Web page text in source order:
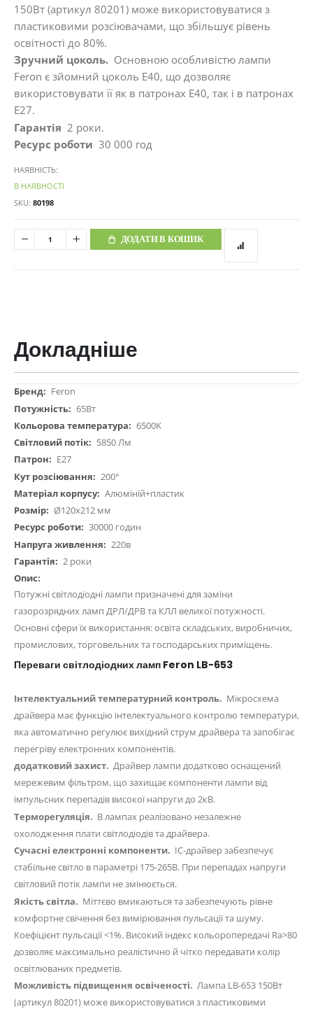
150Вт (артикул 80201) може використовуватися з
пластиковими розсіювачами, що збільшує рівень
освітності до 80%.
Зручний цоколь. Основною особливістю лампи
Feron є зйомний цоколь Е40, що дозволяє
використовувати її як в патронах Е40, так і в патронах
Е27.
Гарантія 2 роки.
Ресурс роботи 30 000 год
НАЯВНІСТЬ:
В НАЯВНОСТІ
SKU 80198
ДОДАТИ В КОШИК
Докладніше
Докладніше
Feron
65Вт
6500K
5850 Лм
Е27
200°
Алюміній+пластик
Ø120х212 мм
30000 годин
220в
2 роки
Потужні світлодіодні лампи призначені для заміни
газорозрядних ламп ДРЛ/ДРВ та КЛЛ великої потужності.
Основні сфери їх використання: освіта складських, виробничих,
промислових, торговельних та господарських приміщень.
Переваги світлодіодних ламп Feron LB-653
Інтелектуальний температурний контроль. Мікросхема
драйвера має функцію інтелектуального контролю температури,
яка автоматично регулює вихідний струм драйвера та запобігає
перегріву електронних компонентів.
додатковий захист. Драйвер лампи додатково оснащений
мережевим фільтром, що захищає компоненти лампи від
імпульсних перепадів високої напруги до 2кВ.
Терморегуляція. В лампах реалізовано незалежне
охолодження плати світлодіодів та драйвера.
Сучасні електронні компоненти. IC-драйвер забезпечує
стабільне світло в параметрі 175-265В. При перепадах напруги
світловий потік лампи не змінюється.
Якість світла. Міттєво вмикаються та забезпечують рівне
комфортне свічення без вимірювання пульсації та шуму.
Коефіцієнт пульсації <1%. Високий індекс кольоропередачі Ra>80
дозволяє максимально реалістично й чітко передавати колір
освітлюваних предметів.
Можливість підвищення освіченості. Лампа LB-653 150Вт
(артикул 80201) може використовуватися з пластиковими